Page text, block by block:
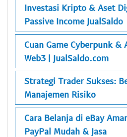
Investasi Kripto & Aset
Passive Income JualSaldo
Cuan Game Cyberpunk &
Web3 | JualSaldo.com
Strategi Trader Sukses:
Manajemen Risiko
Cara Belanja di eBay
PayPal Mudah & Jasa